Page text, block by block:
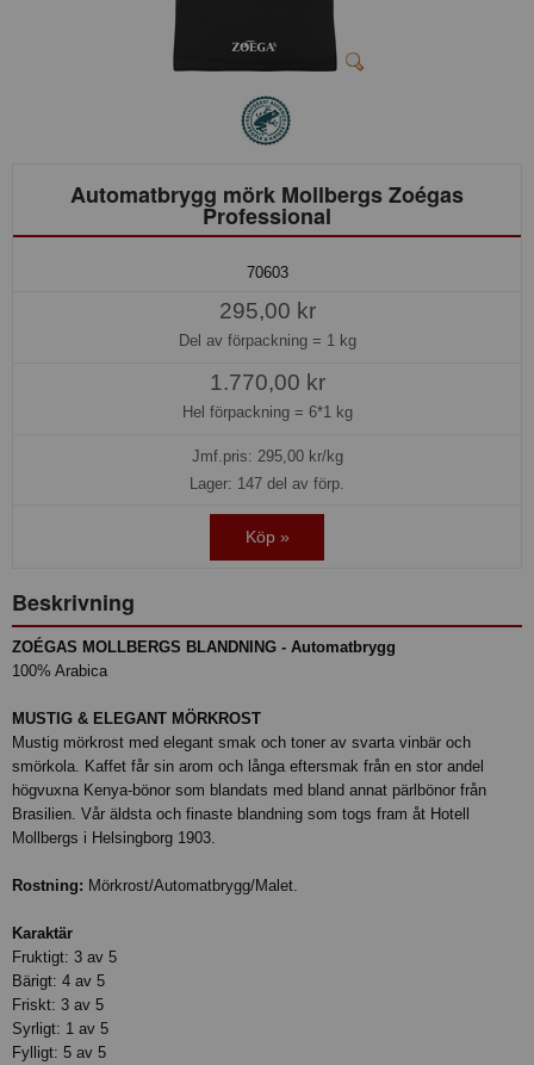
Automatbrygg mörk Mollbergs Zoégas
Professional
70603
295,00 kr
Del av förpackning = 1 kg
1.770,00 kr
Hel förpackning = 6*1 kg
Jmf.pris: 295,00kr/kg
Lager: 147 del av förp.
Köp »
Beskrivning
ZOÉGAS MOLLBERGS BLANDNING - Automatbrygg
100% Arabica
MUSTIG & ELEGANT MÖRKROST
Mustig mörkrost med elegant smak och toner av svarta vinbär och
smörkola. Kaffet får sin arom och långa eftersmak från en stor andel
högvuxna Kenya-bönor som blandats med bland annat pärlbönor från
Brasilien. Vår äldsta och finaste blandning som togs fram åt Hotell
Mollbergs i Helsingborg 1903.
Rostning: Mörkrost/Automatbrygg/Malet.
Karaktär
Fruktigt: 3 av 5
Bärigt: 4 av 5
Friskt: 3 av 5
Syrligt: 1 av 5
Fylligt: 5 av 5